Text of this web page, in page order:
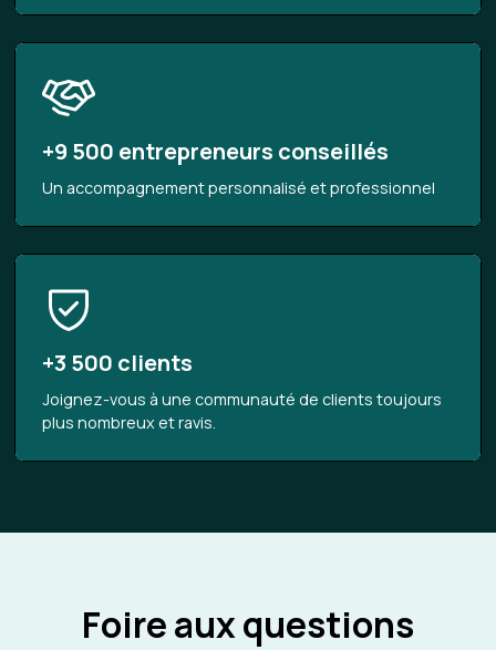
+9 500 entrepreneurs conseillés
Un accompagnement personnalisé et professionnel
+3 500 clients
Joignez-vous à une communauté de clients toujours
plus nombreux et ravis.
Foire aux questions